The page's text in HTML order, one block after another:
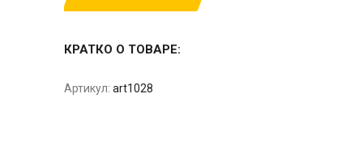
КРАТКО О ТОВАРЕ:
Артикул: art1028